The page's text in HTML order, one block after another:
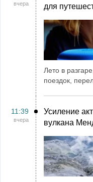
вчера
для
Лето в
поездок,
11:39
вчера
Усиление
вулкана